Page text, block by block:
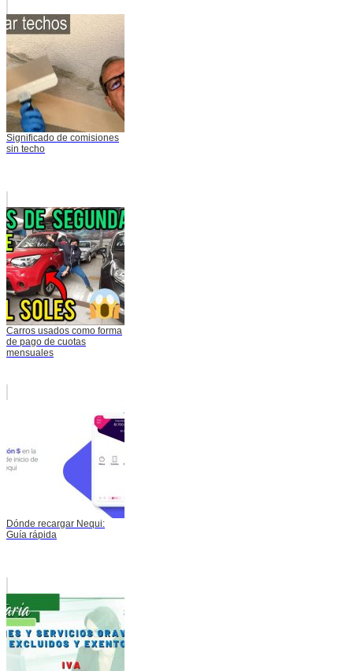
Significado de comisiones
sin techo
Carros usados como forma
de pago de cuotas
mensuales
Dónde recargar Nequi:
Guía rápida